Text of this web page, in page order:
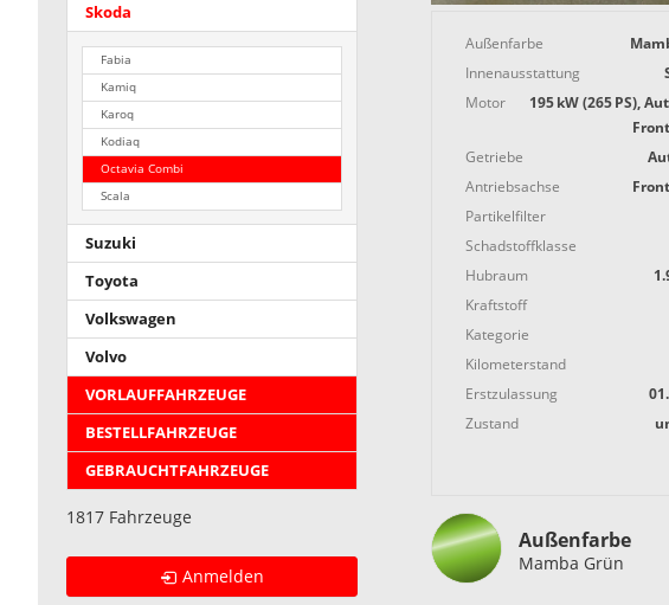
Außenfarbe
Innenausstattung
Motor
195 kW (265 PS),
Getriebe
Antriebsachse
Partikelfilter
Schadstoffklasse
Hubraum
Kraftstoff
Kategorie
Kilometerstand
Erstzulassung
Zustand
Außenfarbe
Mamba Grün
Skoda
Fabia
Kamiq
Karoq
Kodiaq
Octavia Combi
Scala
Suzuki
Toyota
Volkswagen
Volvo
VORLAUFFAHRZEUGE
BESTELLFAHRZEUGE
GEBRAUCHTFAHRZEUGE
1817 Fahrzeuge
Anmelden